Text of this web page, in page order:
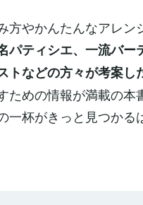
やかんたんなアレン
ティシエ、一流バー
トなどの方々が考案し
めの情報が満載の本
一杯がきっと見つかる